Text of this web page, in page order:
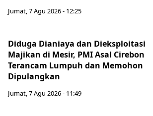
Jumat, 7 Agu 2026 - 12:25
Diduga Dianiaya dan Dieksploitasi
Majikan di Mesir, PMI Asal Cirebon
Terancam Lumpuh dan Memohon
Dipulangkan
Jumat, 7 Agu 2026 - 11:49